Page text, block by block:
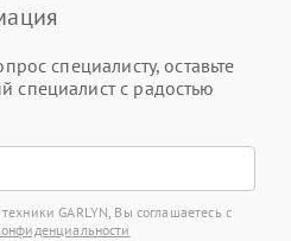
специалисту, оставьте
специалист с радостью
GARLYN, Вы соглашаетесь с